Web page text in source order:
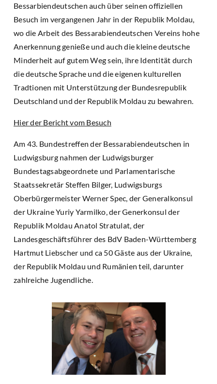
Bessarbiendeutschen auch über seinen offiziellen
Besuch im vergangenen Jahr in der Republik Moldau,
wo die Arbeit des Bessarabiendeutschen Vereins hohe
Anerkennung genieße und auch die kleine deutsche
Minderheit auf gutem Weg sein, ihre Identität durch
die deutsche Sprache und die eigenen kulturellen
Tradtionen mit Unterstützung der Bundesrepublik
Deutschland und der Republik Moldau zu bewahren.
Hier der Bericht vom Besuch
Am 43. Bundestreffen der Bessarabiendeutschen in
Ludwigsburg nahmen der Ludwigsburger
Bundestagsabgeordnete und Parlamentarische
Staatssekretär Steffen Bilger, Ludwigsburgs
Oberbürgermeister Werner Spec, der Generalkonsul
der Ukraine Yuriy Yarmilko, der Generkonsul der
Republik Moldau Anatol Stratulat, der
Landesgeschäftsführer des BdV Baden-Württemberg
Hartmut Liebscher und ca 50 Gäste aus der Ukraine,
der Republik Moldau und Rumänien teil, darunter
zahlreiche Jugendliche.